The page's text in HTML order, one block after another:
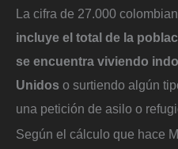
La cifra de 27.000
incluye el total de la
se encuentra viviendo
Unidos o surtiendo algún
una petición de asilo o
Según el cálculo que hace